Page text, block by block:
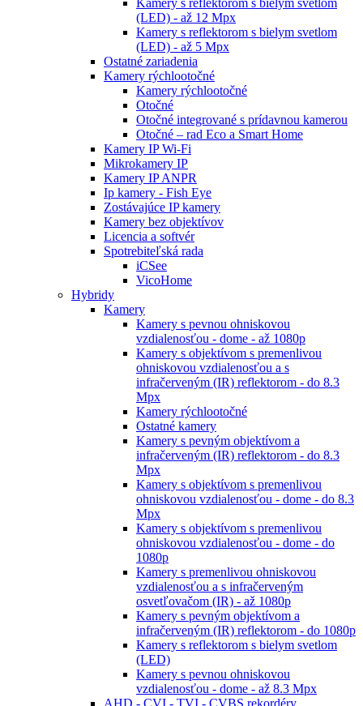
(LED) - až 12 Mpx
Kamery s reflektorom s bielym svetlom
(LED) - až 5 Mpx
Ostatné zariadenia
Kamery rýchlootočné
Kamery rýchlootočné
Otočné
Otočné integrované s prídavnou kamerou
Otočné – rad Eco a Smart Home
Kamery IP Wi-Fi
Mikrokamery IP
Kamery IP ANPR
Ip kamery - Fish Eye
Zostávajúce IP kamery
Kamery bez objektívov
Licencia a softvér
Spotrebiteľská rada
iCSee
VicoHome
Hybridy
Kamery
Kamery s pevnou ohniskovou
vzdialenosťou - dome - až 1080p
Kamery s objektívom s premenlivou
ohniskovou vzdialenosťou a s
infračerveným (IR) reflektorom - do 8.3
Mpx
Kamery rýchlootočné
Ostatné kamery
Kamery s pevným objektívom a
infračerveným (IR) reflektorom - do 8.3
Mpx
Kamery s objektívom s premenlivou
ohniskovou vzdialenosťou - dome - do 8.3
Mpx
Kamery s objektívom s premenlivou
ohniskovou vzdialenosťou - dome - do
1080p
Kamery s premenlivou ohniskovou
vzdialenosťou a s infračerveným
osvetľovačom (IR) - až 1080p
Kamery s pevným objektívom a
infračerveným (IR) reflektorom - do 1080p
Kamery s reflektorom s bielym svetlom
(LED)
Kamery s pevnou ohniskovou
vzdialenosťou - dome - až 8.3 Mpx
AHD - CVI - TVI - CVBS rekordéry